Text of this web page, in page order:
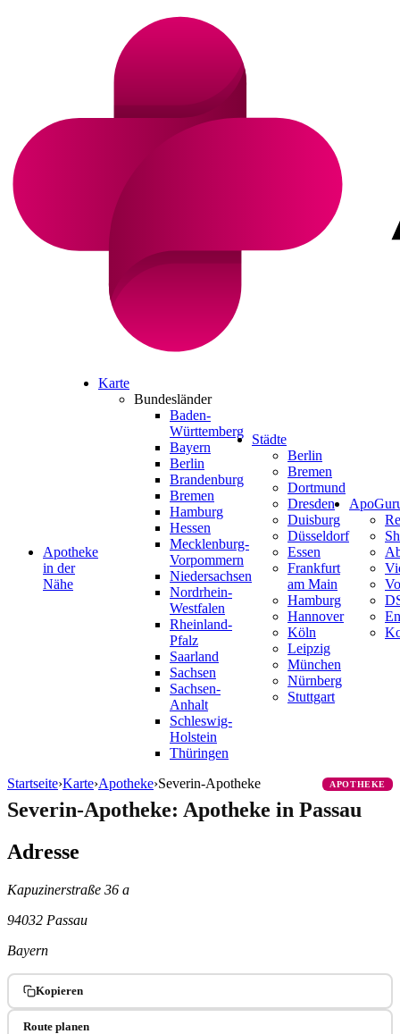
Apotheke
in der
Nähe
Karte
Bundesländer
Baden-
Württemberg
Bayern
Berlin
Brandenburg
Bremen
Hamburg
Hessen
Mecklenburg-
Vorpommern
Niedersachsen
Nordrhein-
Westfalen
Rheinland-
Pfalz
Saarland
Sachsen
Sachsen-
Anhalt
Schleswig-
Holstein
Thüringen
Städte
Berlin
Bremen
Dortmund
Dresden
Duisburg
Düsseldorf
Essen
Frankfurt
am Main
Hamburg
Hannover
Köln
Leipzig
München
Nürnberg
Stuttgart
Startseite›Karte›Apotheke›Severin-Apotheke APOTHEKE
Severin-Apotheke: Apotheke in Passau
Adresse
Kapuzinerstraße 36 a
94032 Passau
Bayern
Kopieren
Route planen